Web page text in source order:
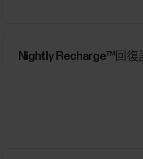
Nightly Recharge™回復
夜間の回復測定機能です。ス